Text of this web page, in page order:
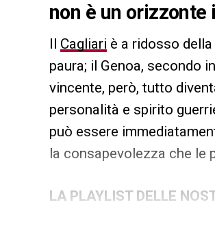
non è un
Il Cagliari è a ridosso
paura; il Genoa, secondo
vincente, però, tutto
personalità e spirito
può essere
la consapevolezza che le
LA PLAYLIST DELLE